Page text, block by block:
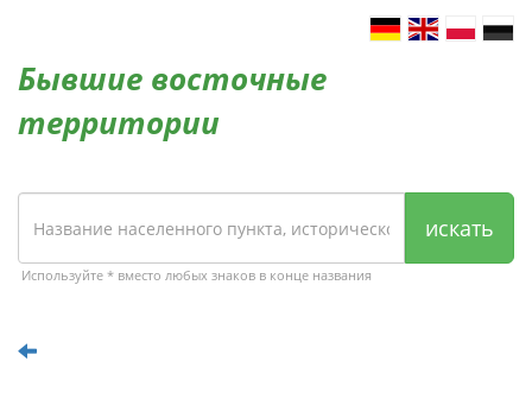
Бывшие восточные
территории
искать
Используйте * вместо любых знаков в конце названия